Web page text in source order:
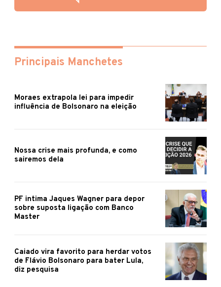
Principais Manchetes
Moraes extrapola lei para impedir
influência de Bolsonaro na eleição
Nossa crise mais profunda, e como
sairemos dela
PF intima Jaques Wagner para depor
sobre suposta ligação com Banco
Master
Caiado vira favorito para herdar votos
de Flávio Bolsonaro para bater Lula,
diz pesquisa